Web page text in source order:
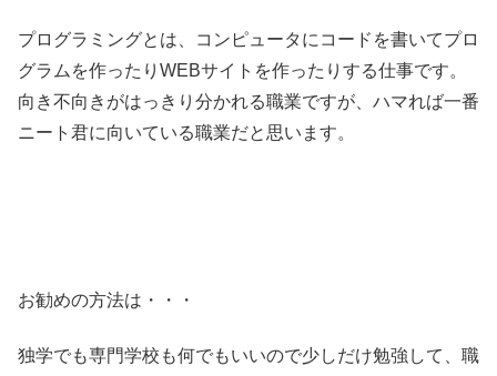
プログラミングとは、コンピュータにコードを書いてプロ
グラムを作ったりWEBサイトを作ったりする仕事です。
向き不向きがはっきり分かれる職業ですが、ハマれば一番
ニート君に向いている職業だと思います。
お勧めの方法は・・・
独学でも専門学校も何でもいいので少しだけ勉強して、職